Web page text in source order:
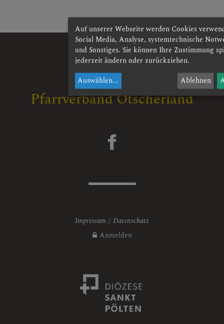
Pfarrverband Ötscherland
Impressum
Datenschutz
Anmelden
Auf unserer Webseite werden Cookies
Social Media, Analyse, systemtechnische
und Sonstiges. Sie können Ihre Zustimmung
jederzeit ändern oder zurückziehen.
Auswählen... Ablehnen